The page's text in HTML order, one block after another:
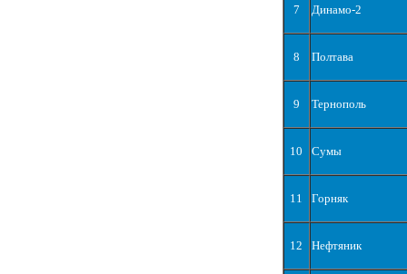
7 Динамо-2
8 Полтава
9 Тернополь
10 Сумы
11 Горняк
12 Нефтяник